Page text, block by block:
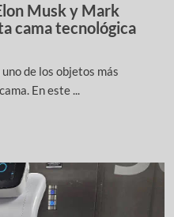
Musk y Mark
cama tecnológica
de los objetos más
En este ...